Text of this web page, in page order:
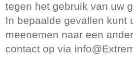
tegen het gebruik van uw
In bepaalde gevallen kunt
meenemen naar een
contact op via